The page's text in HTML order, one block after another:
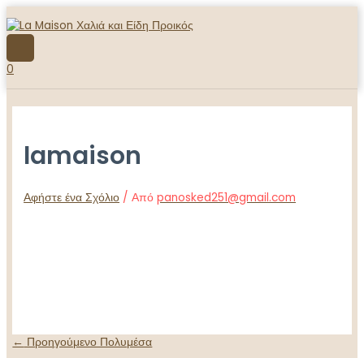
στο
ΜΕΝΟΎ
0
lamaison
Αφήστε ένα Σχόλιο / Απόpanosked251@gmail.com
Πλοήγηση
← Προηγούμενο Πολυμέσα